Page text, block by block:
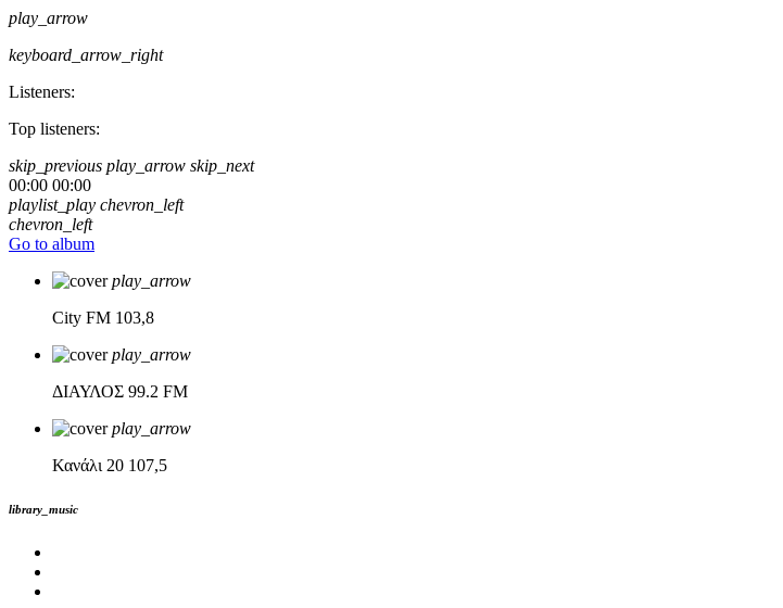
play_arrow
keyboard_arrow_right
Listeners:
Top listeners:
skip_previous play_arrow skip_next
00:00 00:00
playlist_play chevron_left
chevron_left
Go to album
play_arrow
City FM 103,8
play_arrow
ΔΙΑΥΛΟΣ 99.2 FM
play_arrow
Κανάλι 20 107,5
library_music